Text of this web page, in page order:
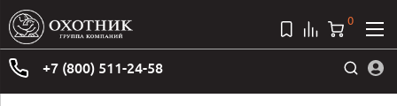
+7 (800) 511-24-58
0